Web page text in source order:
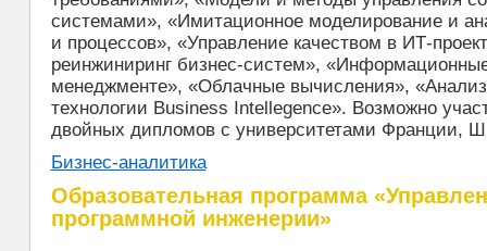
системами», «Имитационное моделирование и
и процессов», «Управление качеством в ИТ-
реинжиниринг бизнес-систем»,
менеджменте», «Облачные вычисления»,
технологии Business Intellegence». Возможно
двойных дипломов с университетами Франции,
Бизнес-аналитика
Образовательная программа
программной инженерии»